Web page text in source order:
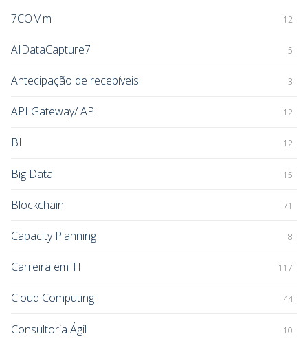
7COMm 12
AIDataCapture7 5
Antecipação de recebíveis 3
API Gateway/ API 12
BI 12
Big Data 15
Blockchain 71
Capacity Planning 8
Carreira em TI 117
Cloud Computing 44
Consultoria Ágil 10